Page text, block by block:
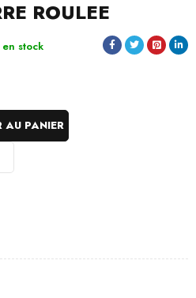
ROULEE
stock
AU PANIER